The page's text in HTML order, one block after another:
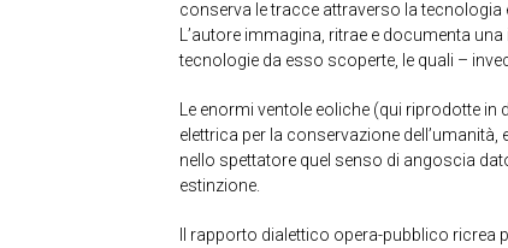
conserva le tracce attraverso la tecnologia
L’autore immagina, ritrae e documenta
tecnologie da esso scoperte, le quali –
Le enormi ventole eoliche (qui riprodotte
elettrica per la conservazione
nello spettatore quel senso di angoscia
estinzione.
Il rapporto dialettico opera-pubblico ricrea